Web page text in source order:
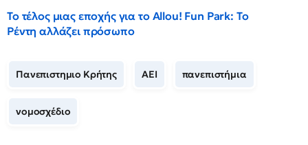
Το τέλος μιας εποχής για το Allou! Fun Park: Το
Ρέντη αλλάζει πρόσωπο
Πανεπιστημιο Κρήτης ΑΕΙ πανεπιστήμια
νομοσχέδιο